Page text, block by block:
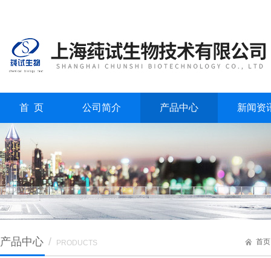
首 页 公司简介 产品中心 新闻资
产品中心 / PRODUCTS 首页